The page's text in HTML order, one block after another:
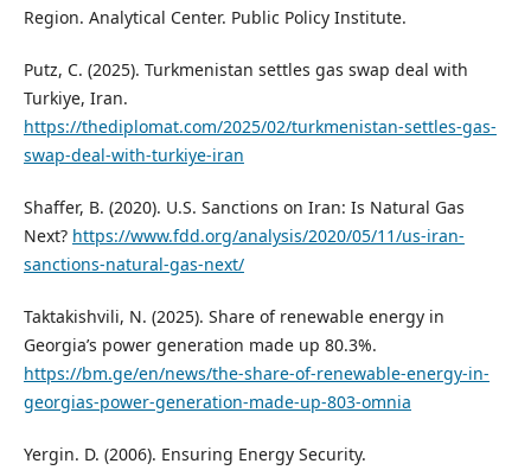
Region. Analytical Center. Public Policy Institute.
Putz, C. (2025). Turkmenistan settles gas swap deal with
Turkiye, Iran.
https://thediplomat.com/2025/02/turkmenistan-settles-gas-
swap-deal-with-turkiye-iran
Shaffer, B. (2020). U.S. Sanctions on Iran: Is Natural Gas
Next? https://www.fdd.org/analysis/2020/05/11/us-iran-
sanctions-natural-gas-next/
Taktakishvili, N. (2025). Share of renewable energy in
Georgia’s power generation made up 80.3%.
https://bm.ge/en/news/the-share-of-renewable-energy-in-
georgias-power-generation-made-up-803-omnia
Yergin. D. (2006). Ensuring Energy Security.